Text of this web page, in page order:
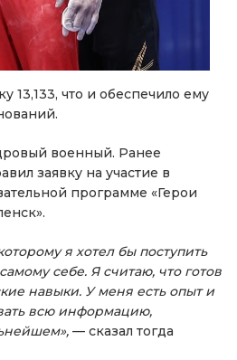
13,133, что и обеспечило ему
военный. Ранее
заявку на участие в
программе «Герои
я хотел бы поступить
себе. Я считаю, что готов
навыки. У меня есть опыт и
всю информацию,
— сказал тогда